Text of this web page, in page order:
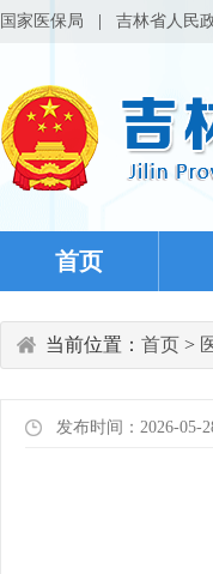
国家医保局 吉林省人民
首页
当前位置： 首页 >
发布时间：2026-05-